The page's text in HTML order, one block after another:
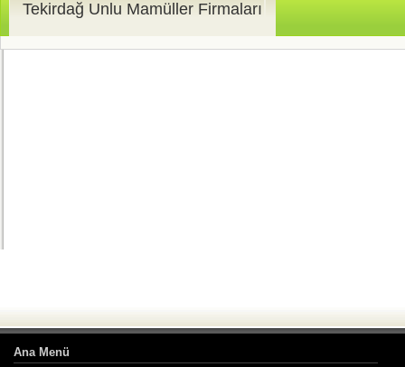
Tekirdağ Unlu Mamüller Firmaları
Ana Menü